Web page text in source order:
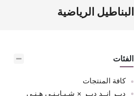
البناطيل الرياضية
الفئات
كافة المنتجات
ديــر انــد ديــر × شـيـابـنـي هـنـي